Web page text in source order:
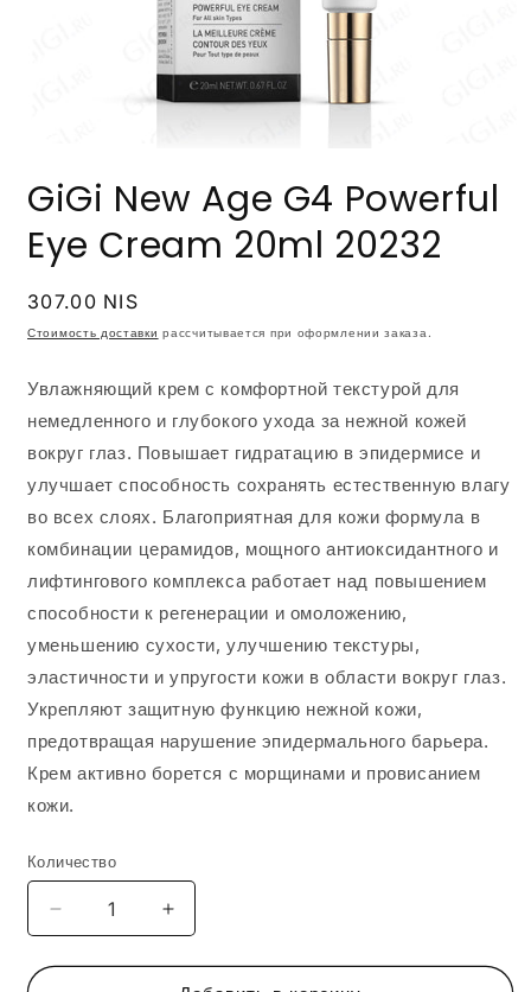
файлы
1
модальном
окне
GiGi New Age G4 Powerful
Eye Сream 20ml 20232
Обычная
цена
307.00 NIS
Стоимость доставки рассчитывается при оформлении заказа.
Увлажняющий крем с комфортной текстурой для
немедленного и глубокого ухода за нежной кожей
вокруг глаз. Повышает гидратацию в эпидермисе и
улучшает способность сохранять естественную влагу
во всех слоях. Благоприятная для кожи формула в
комбинации церамидов, мощного антиоксидантного и
лифтингового комплекса работает над повышением
способности к регенерации и омоложению,
уменьшению сухости, улучшению текстуры,
эластичности и упругости кожи в области вокруг глаз.
Укрепляют защитную функцию нежной кожи,
предотвращая нарушение эпидермального барьера.
Крем активно борется с морщинами и провисанием
кожи.
Количество
Уменьшить
количество
GiGi
Увеличить
количество
GiGi